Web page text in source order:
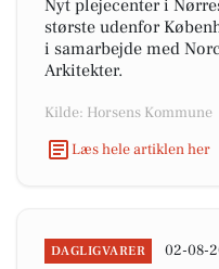
Nyt plejecenter i
største udenfor
i samarbejde med
Arkitekter.
Kilde: Horsens Kommune
Læs hele artiklen her
DAGLIGVARER 02-08-